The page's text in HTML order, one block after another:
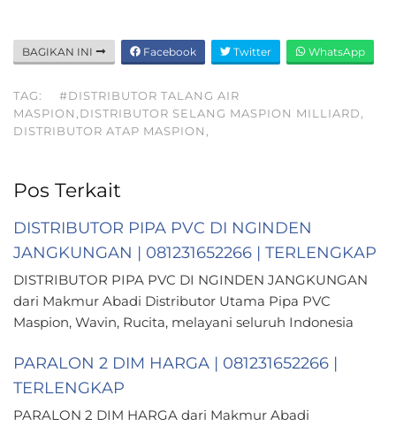
BAGIKAN INI Facebook Twitter WhatsApp
TAG:
#DISTRIBUTOR TALANG AIR
MASPION,DISTRIBUTOR SELANG MASPION MILLIARD,
DISTRIBUTOR ATAP MASPION,
Pos Terkait
DISTRIBUTOR PIPA PVC DI NGINDEN
JANGKUNGAN | 081231652266 | TERLENGKAP
DISTRIBUTOR PIPA PVC DI NGINDEN JANGKUNGAN
dari Makmur Abadi Distributor Utama Pipa PVC
Maspion, Wavin, Rucita, melayani seluruh Indonesia
PARALON 2 DIM HARGA | 081231652266 |
TERLENGKAP
PARALON 2 DIM HARGA dari Makmur Abadi